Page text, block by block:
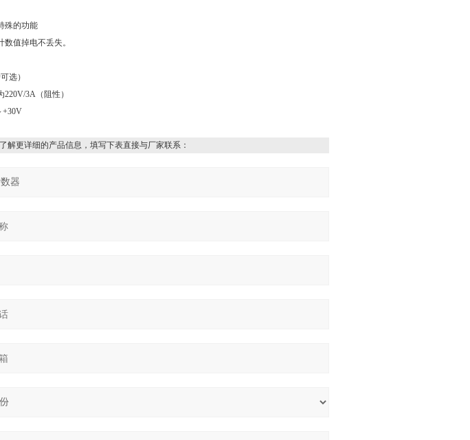
殊的功能
值掉电不丢失。
选）
3A（阻性）
+30V
解更详细的产品信息，填写下表直接与厂家联系：